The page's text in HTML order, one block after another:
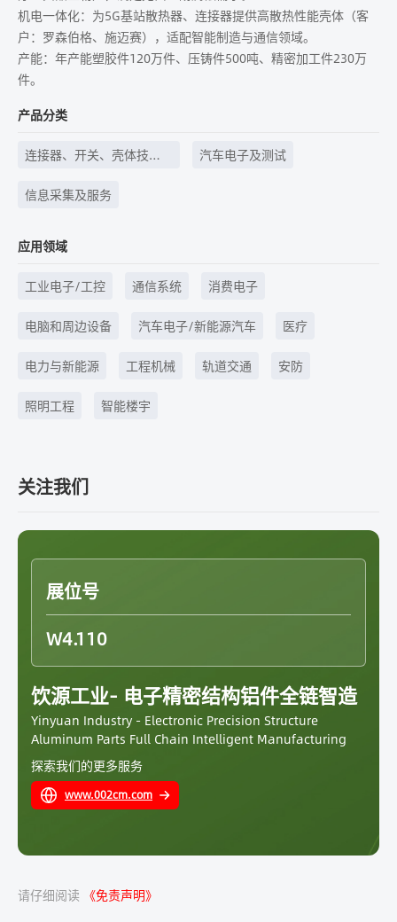
​机电一体化：为5G基站散热器、连接器提供高散热性能壳体（客
户：罗森伯格、施迈赛），适配智能制造与通信领域。
​产能：年产能塑胶件120万件、压铸件500吨、精密加工件230万
件。
产品分类
连接器、开关、壳体技
汽车电子及测试
信息采集及服务
应用领域
工业电子/工控 通信系统 消费电子
电脑和周边设备 汽车电子/新能源汽车 医疗
电力与新能源 工程机械 轨道交通 安防
照明工程 智能楼宇
关注我们
展位号
W4.110
饮源工业- 电子精密结构铝件全链智造
Yinyuan Industry - Electronic Precision Structure
Aluminum Parts Full Chain Intelligent Manufacturing
探索我们的更多服务
www.002cm.com
请仔细阅读 《免责声明》